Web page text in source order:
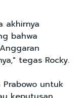
akhirnya
bahwa
tegas Rocky.
Prabowo untuk